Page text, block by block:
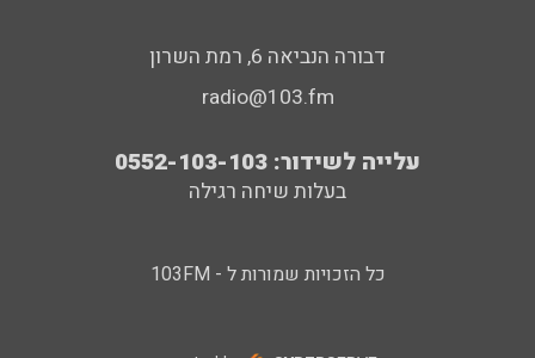
דבורה הנביאה 6, רמת השרון
radio@103.fm
עלייה לשידור: 0552-103-103
בעלות שיחה רגילה
כל הזכויות שמורות ל - 103FM